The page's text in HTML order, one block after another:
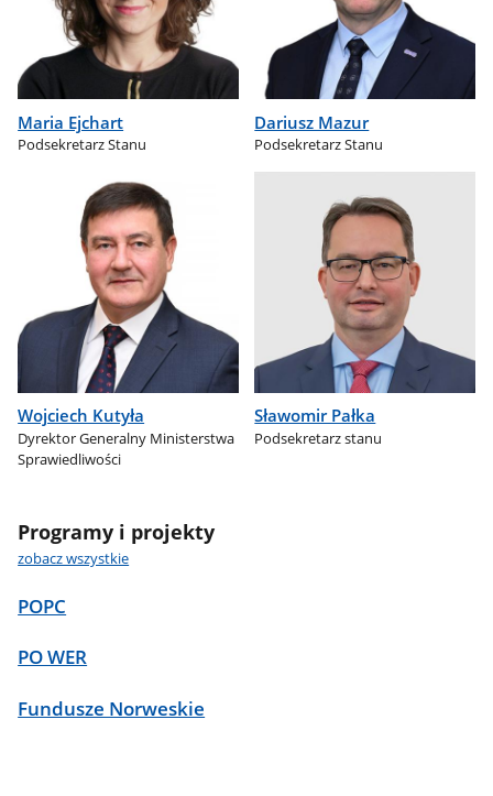
Maria Ejchart
Podsekretarz Stanu
Dariusz Mazur
Podsekretarz Stanu
Wojciech Kutyła
Dyrektor Generalny Ministerstwa
Sprawiedliwości
Sławomir Pałka
Podsekretarz stanu
Programy i projekty
zobacz wszystkie
POPC
PO WER
Fundusze Norweskie